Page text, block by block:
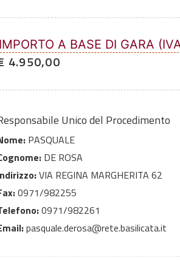
IMPORTO A BASE DI GARA
4.950,00
Unico del Procedimento
PASQUALE
DE ROSA
VIA REGINA MARGHERITA 62
0971/982255
0971/982261
pasquale.derosa@rete.basilicata.it